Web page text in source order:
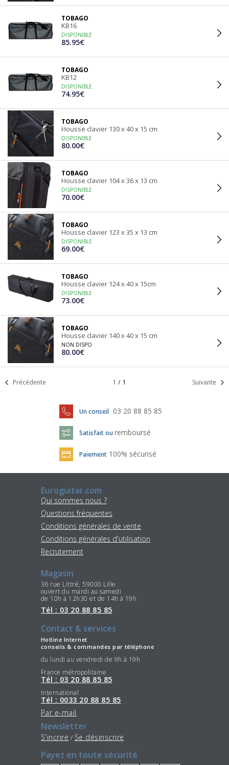
TOBAGO
KB16
DISPONIBLE
85.95€
TOBAGO
KB12
DISPONIBLE
74.95€
TOBAGO
Housse clavier 130 x 40 x 15 cm
DISPONIBLE
80.00€
TOBAGO
Housse clavier 104 x 36 x 13 cm
DISPONIBLE
70.00€
TOBAGO
Housse clavier 123 x 35 x 13 cm
DISPONIBLE
69.00€
TOBAGO
Housse clavier 124 x 40 x 15cm
DISPONIBLE
73.00€
TOBAGO
Housse clavier 140 x 40 x 15 cm
NON DISPO
80.00€
Précédente 1 / 1 Suivante
Un conseil 03 20 88 85 85
Satisfait ou remboursé
Paiement 100% sécurisé
Euroguitar.com
Qui sommes nous ?
Questions fréquentes
Conditions générales de vente
Conditions générales d'utilisation
Recrutement
Magasin
36 rue Littré, 59000 Lille
ouvert du mardi au samedi
de 10h à 12h30 et de 14h à 19h
Tél : 03 20 88 85 85
Contact & services
Hotline Internet
conseils & commandes par téléphone
du lundi au vendredi de 9h à 19h
France métropolitaine
Tél : 03 20 88 85 85
International
Tél : 0033 20 88 85 85
Par e-mail
Newsletter
S'incrire / Se désinscrire
Payez en toute sécurité